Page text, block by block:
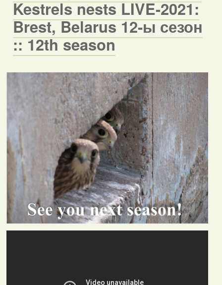
Kestrels nests LIVE-2021:
Brest, Belarus 12-ы сезон
:: 12th season